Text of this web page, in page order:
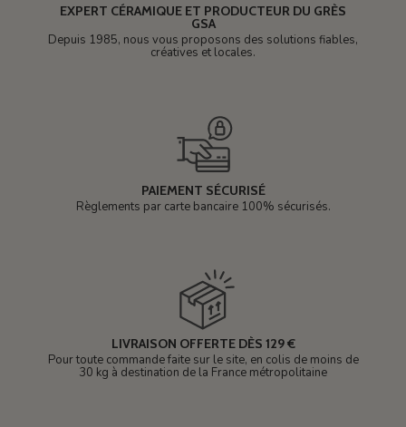
EXPERT CÉRAMIQUE ET PRODUCTEUR DU GRÈS
GSA
Depuis 1985, nous vous proposons des solutions fiables,
créatives et locales.
PAIEMENT SÉCURISÉ
Règlements par carte bancaire 100% sécurisés.
LIVRAISON OFFERTE DÈS 129 €
Pour toute commande faite sur le site, en colis de moins de
30 kg à destination de la France métropolitaine